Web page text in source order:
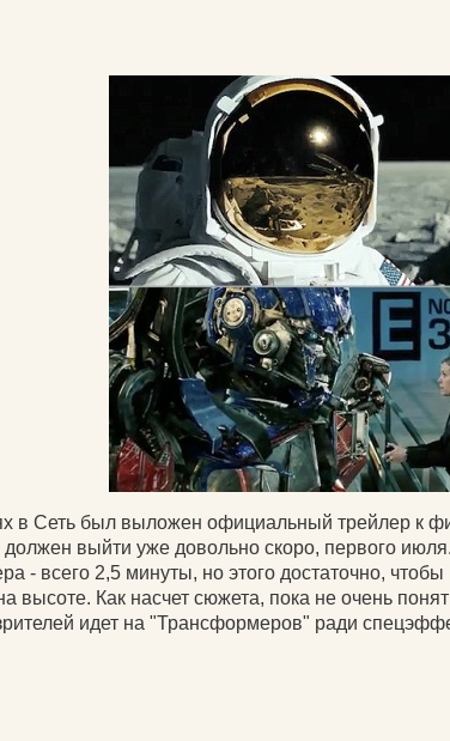
в Сеть был выложен официальный трейлер к
выйти уже довольно скоро, первого
- всего 2,5 минуты, но этого достаточно,
высоте. Как насчет сюжета, пока не очень
идет на "Трансформеров" ради